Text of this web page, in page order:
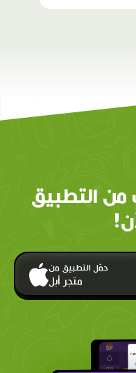
التطبيق
حمّل التطبيق من
متجر أبل